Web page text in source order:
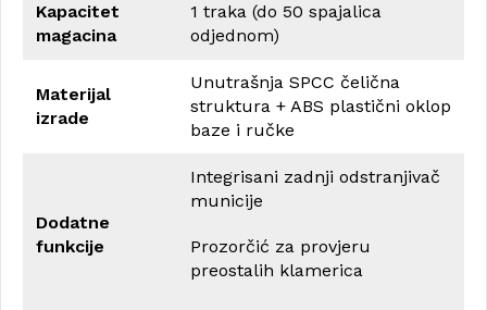
Kapacitet
magacina
1 traka (do 50 spajalica
odjednom)
Materijal
izrade
Unutrašnja SPCC čelična
struktura + ABS plastični oklop
baze i ručke
Dodatne
funkcije
Integrisani zadnji odstranjivač
municije
Prozorčić za provjeru
preostalih klamerica